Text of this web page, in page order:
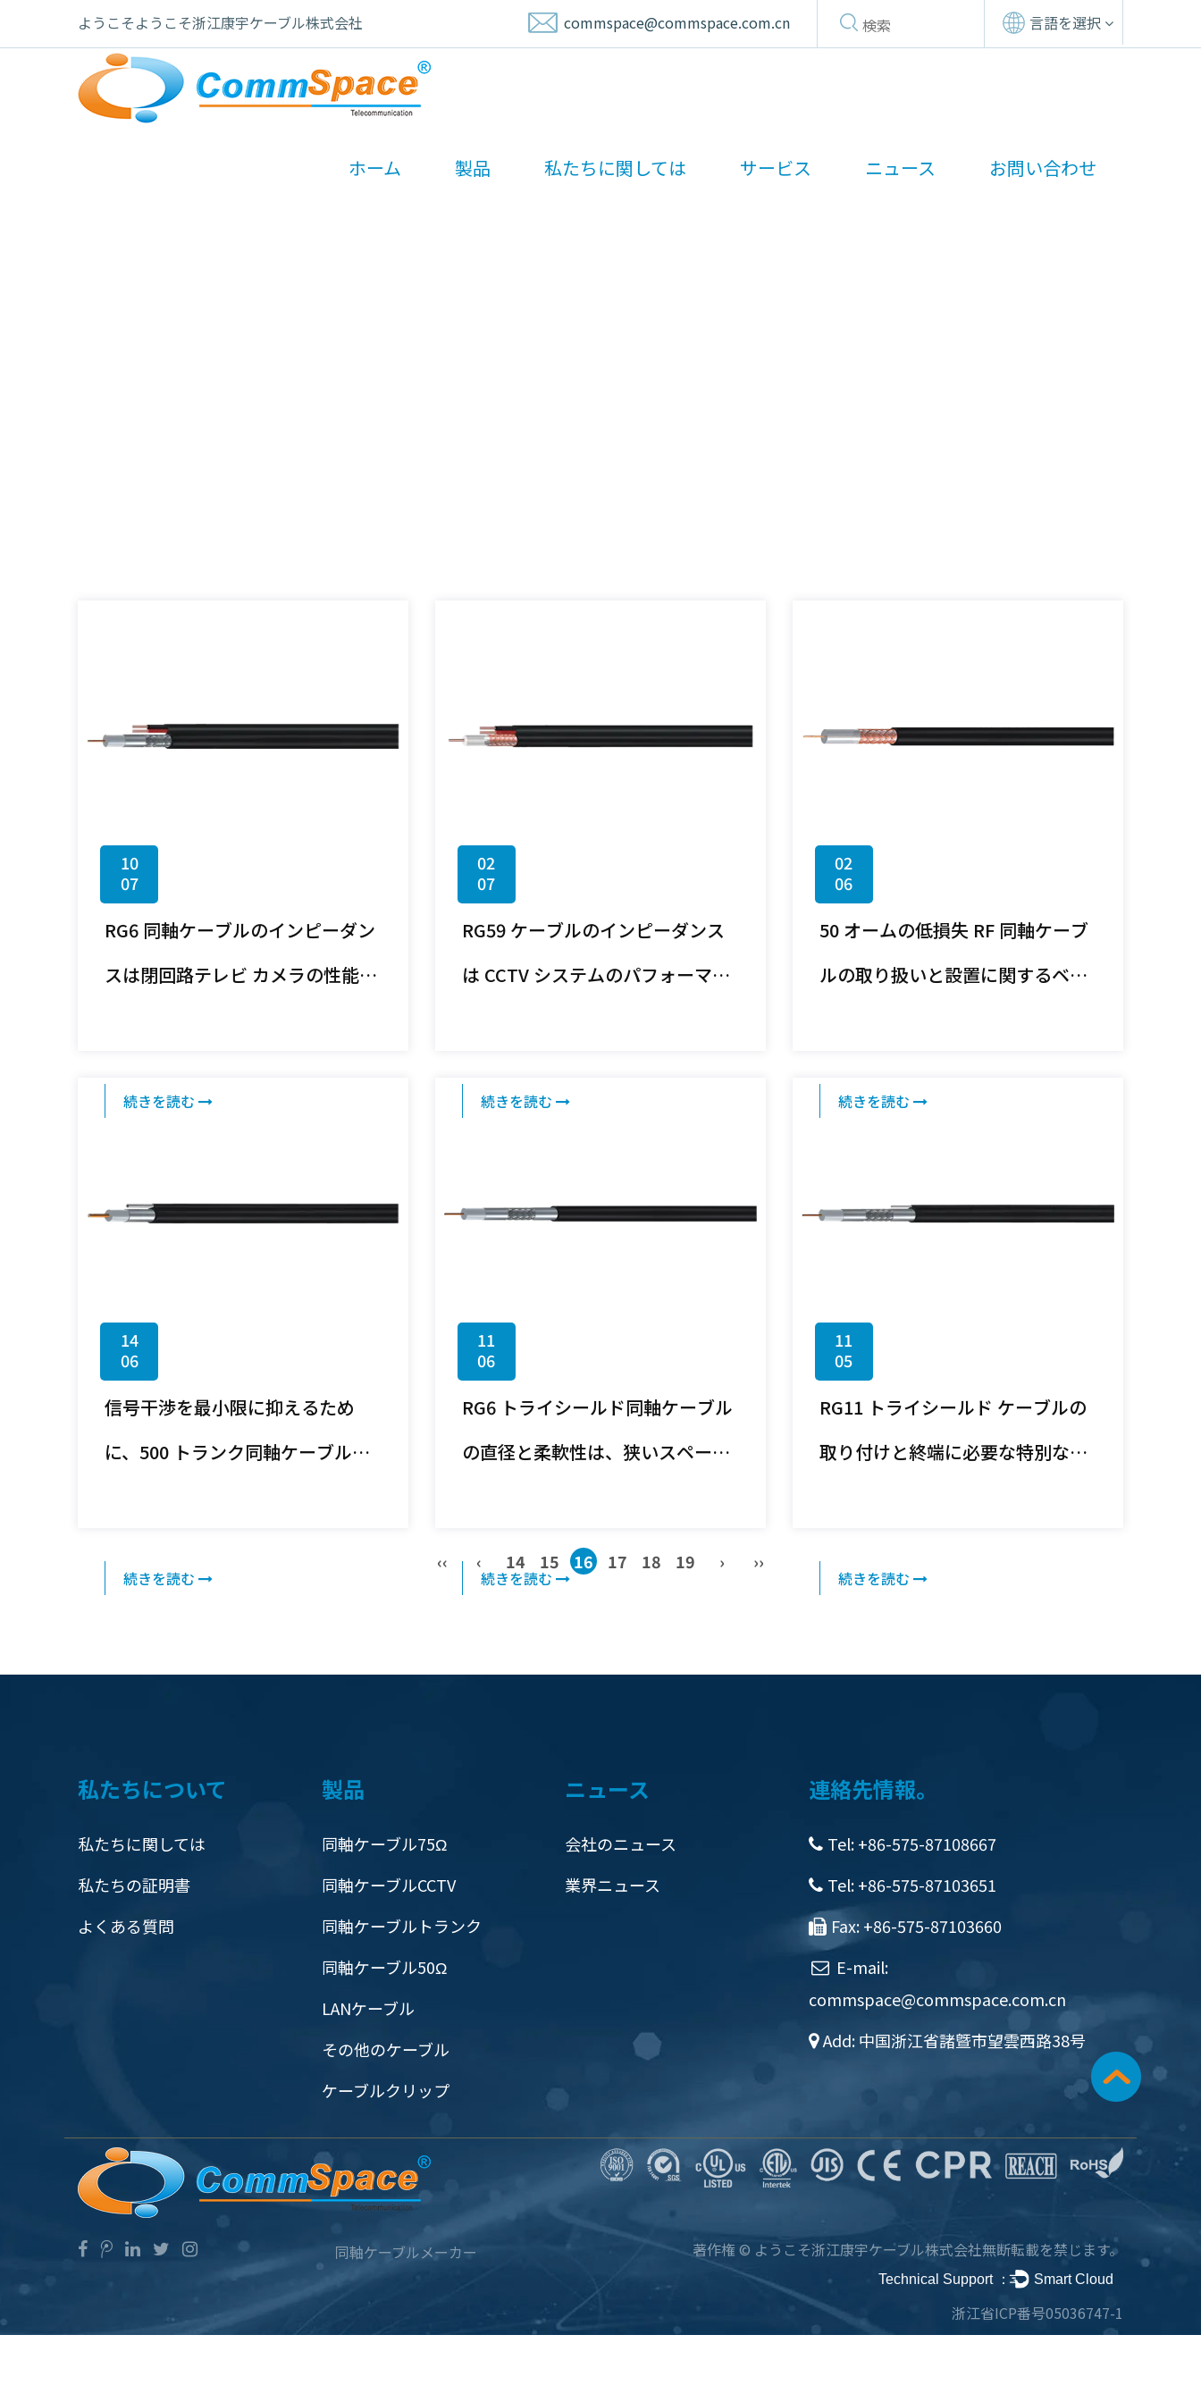
ようこそようこそ浙江康宇ケーブル株式会社 言語を選択
commspace@commspace.com.cn
ホーム 製品 私たちに関しては サービス ニュース お問い合わせ
10
07
RG6 同軸ケーブルのインピーダン
スは閉回路テレビ カメラの性能に
続きを読む
02
07
RG59 ケーブルのインピーダンス
は CCTV システムのパフォーマン
続きを読む
02
06
50 オームの低損失 RF 同軸ケーブ
ルの取り扱いと設置に関するベス
続きを読む
14
06
信号干渉を最小限に抑えるため
に、500 トランク同軸ケーブルは
続きを読む
11
06
RG6 トライシールド同軸ケーブル
の直径と柔軟性は、狭いスペース
続きを読む
11
05
RG11 トライシールド ケーブルの
取り付けと終端に必要な特別な工
続きを読む
‹‹ ‹ 14 15 16 17 18 19 › ››
私たちについて
私たちに関しては
私たちの証明書
よくある質問
製品
同軸ケーブル75Ω
同軸ケーブルCCTV
同軸ケーブルトランク
同軸ケーブル50Ω
LANケーブル
その他のケーブル
ケーブルクリップ
ニュース
会社のニュース
業界ニュース
連絡先情報。
Tel: +86-575-87108667
Tel: +86-575-87103651
Fax: +86-575-87103660
E-mail:
commspace@commspace.com.cn
Add: 中国浙江省諸曁市望雲西路38号
著作権 © ようこそ浙江康宇ケーブル株式会社無断転載を禁じます。
同軸ケーブルメーカー
Technical Support ： Smart Cloud
浙江省ICP番号05036747-1